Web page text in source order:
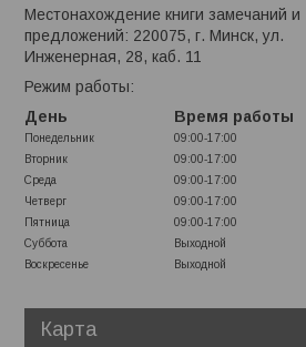
Местонахождение книги замечаний и
предложений: 220075, г. Минск, ул.
Инженерная, 28, каб. 11
Режим работы:
День
Время работы
Понедельник
09:00-17:00
Вторник
09:00-17:00
Среда
09:00-17:00
Четверг
09:00-17:00
Пятница
09:00-17:00
Суббота
Выходной
Воскресенье
Выходной
Карта